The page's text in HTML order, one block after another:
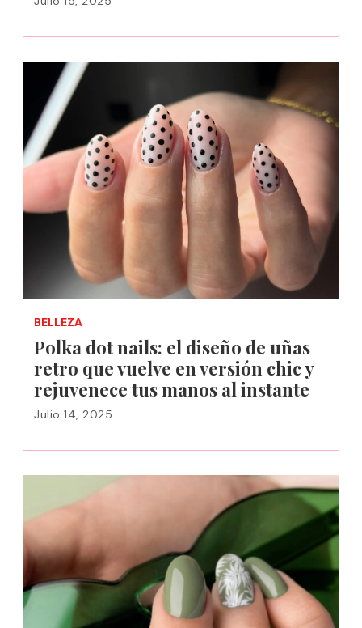
BELLEZA
Polka dot nails: el diseño de uñas
retro que vuelve en versión chic y
rejuvenece tus manos al instante
Julio 14, 2025